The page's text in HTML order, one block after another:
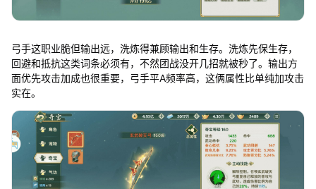
弓手这职业脆但输出远，洗炼得兼顾输出和生存。洗炼先保生存，
回避和抵抗这类词条必须有，不然团战没开几招就被秒了。输出方
面优先攻击加成也很重要，弓手平A频率高，这俩属性比单纯加攻击
实在。